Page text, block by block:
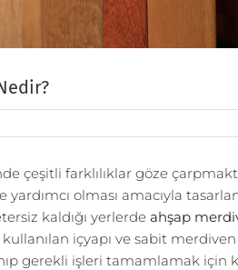
çeşitli farklılıklar göze
olması amacıyla
kaldığı yerlerde ahşap
içyapı ve sabit merdiven
gerekli işleri tamamlamak için